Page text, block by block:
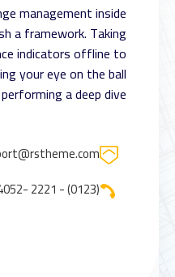
management inside
a framework. Taking
indicators offline to
your eye on the ball
a deep dive
(0123) - 2221 -14052